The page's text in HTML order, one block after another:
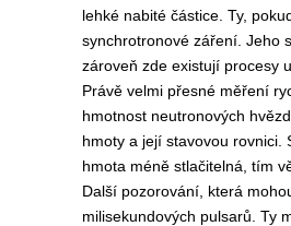
lehké nabité částice. Ty,
synchrotronové záření. Jeho
zároveň zde existují procesy
Právě velmi přesné měření
hmotnost neutronových
hmoty a její stavovou
hmota méně stlačitelná, tím
Další pozorování, která
milisekundových pulsarů. Ty